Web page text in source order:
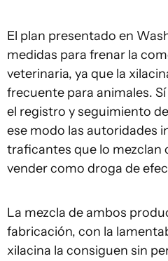
El plan presentado en
medidas para frenar la
veterinaria, ya que la
frecuente para animales.
el registro y seguimiento
ese modo las autoridades
traficantes que lo mezclan
vender como droga de
La mezcla de ambos
fabricación, con la
xilacina la consiguen sin